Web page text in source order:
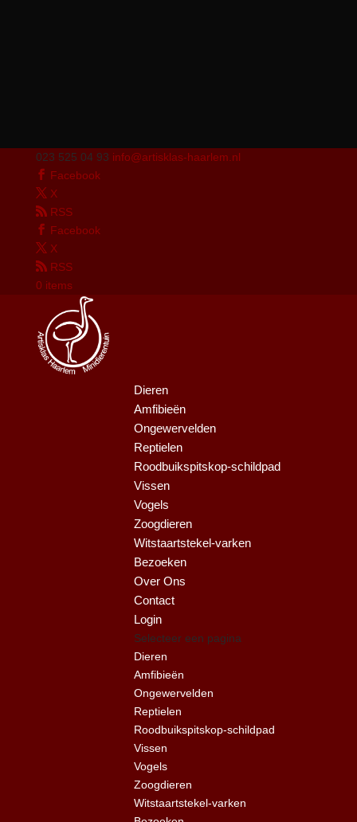
023 525 04 93 info@artisklas-haarlem.nl
Facebook
X
RSS
Facebook
X
RSS
0 items
Dieren
Amfibieën
Ongewervelden
Reptielen
Roodbuikspitskop-schildpad
Vissen
Vogels
Zoogdieren
Witstaartstekel-varken
Bezoeken
Over Ons
Contact
Login
Selecteer een pagina
Dieren
Amfibieën
Ongewervelden
Reptielen
Roodbuikspitskop-schildpad
Vissen
Vogels
Zoogdieren
Witstaartstekel-varken